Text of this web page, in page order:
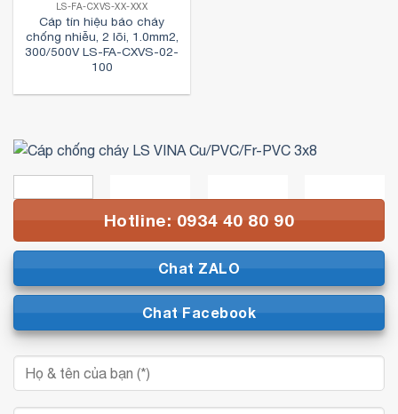
LS-FA-CXVS-XX-XXX
Cáp tín hiệu báo cháy
chống nhiễu, 2 lõi, 1.0mm2,
300/500V LS-FA-CXVS-02-
100
Hotline: 0934 40 80 90
Chat ZALO
Chat Facebook